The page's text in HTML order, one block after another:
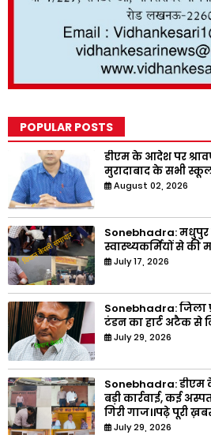
POPULAR POSTS
डीएम के आदेश पर
मुरादाबाद के सभी
August 02, 2026
Sonebhadra:
स्वास्थ्यकर्मियों से की
July 17, 2026
Sonebhadra: जिला
टंडन का हार्ट अटैक से
July 29, 2026
Sonebhadra: डीएम
बड़ी कार्रवाई, कई
गिरी गाज।।पढ़े पूरी
July 29, 2026